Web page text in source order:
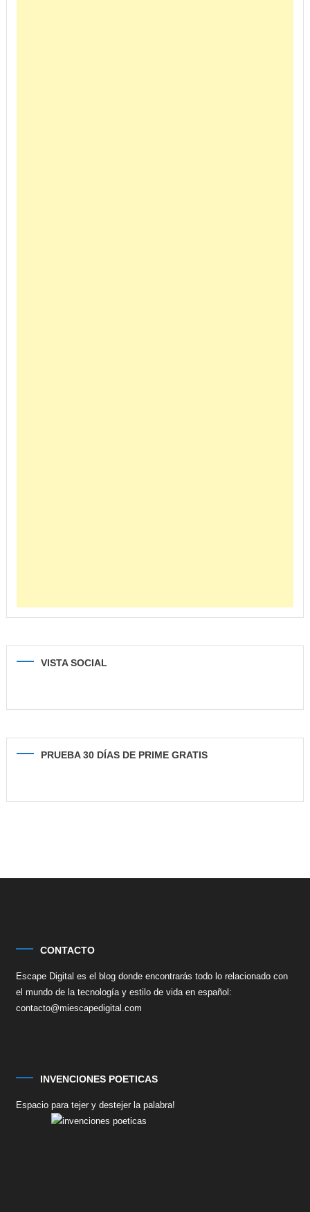
VISTA SOCIAL
PRUEBA 30 DÍAS DE PRIME GRATIS
CONTACTO
Escape Digital es el blog donde encontrarás todo lo relacionado con
el mundo de la tecnología y estilo de vida en español:
contacto@miescapedigital.com
INVENCIONES POETICAS
Espacio para tejer y destejer la palabra!